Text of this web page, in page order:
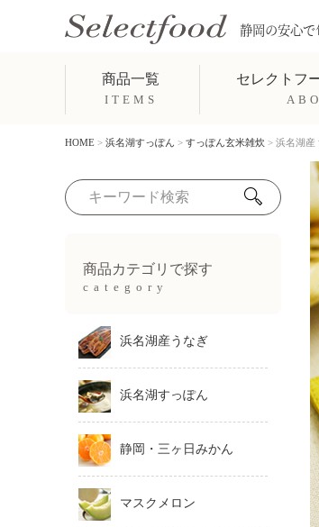
静岡の安心
商品一覧
ITEMS
セレクトフ
HOME 浜名湖すっぽん すっぽん玄米雑炊 浜名湖産
商品カテゴリで探す
category
浜名湖産うなぎ
浜名湖すっぽん
静岡・三ヶ日みかん
マスクメロン